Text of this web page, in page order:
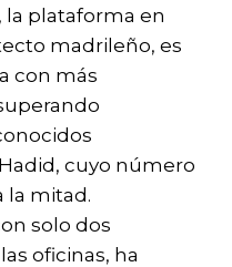
la plataforma en
madrileño, es
con más
cuyo número
la mitad.
solo dos
oficinas, ha